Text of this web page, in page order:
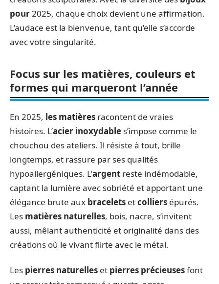
pour2025, chaque choix devient une affirmation.
L’audace est la bienvenue, tant qu’elle s’accorde
avec votre singularité.
Focus sur les matières, couleurs et
formes qui marqueront l’année
En 2025, les matières racontent de vraies
histoires. L’acier inoxydable s’impose comme le
chouchou des ateliers. Il résiste à tout, brille
longtemps, et rassure par ses qualités
hypoallergéniques. L’argent reste indémodable,
captant la lumière avec sobriété et apportant une
élégance brute aux bracelets etcolliers épurés.
Les matières naturelles, bois, nacre, s’invitent
aussi, mêlant authenticité et originalité dans des
créations où le vivant flirte avec le métal.
Les pierres naturelles et pierres précieusesfont